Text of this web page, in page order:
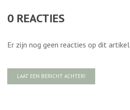
0 REACTIES
Er zijn nog geen reacties op dit
LAAT EEN BERICHT ACHTER!